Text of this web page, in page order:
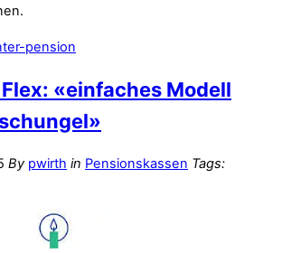
pension
«einfaches Modell
By pwirth in Pensionskassen Tags: